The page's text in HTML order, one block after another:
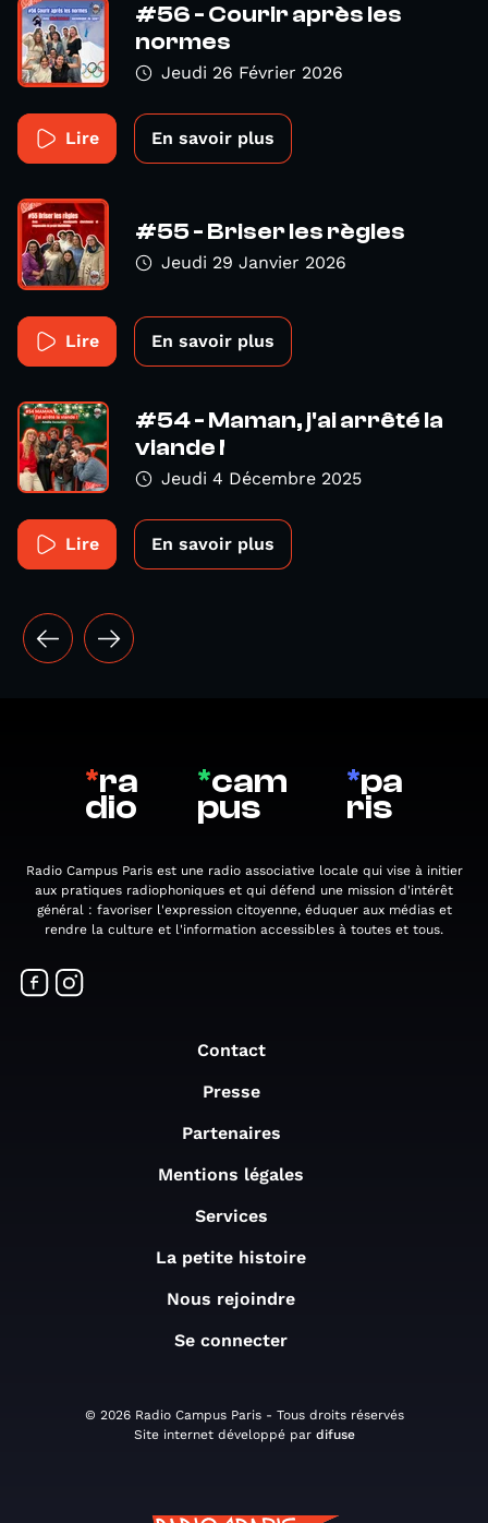
#56 - Courir après les
normes
Jeudi 26 Février 2026
Lire En savoir plus
#55 - Briser les règles
Jeudi 29 Janvier 2026
Lire En savoir plus
#54 - Maman, j'ai arrêté la
viande !
Jeudi 4 Décembre 2025
Lire En savoir plus
*ra
dio
*cam
pus
*pa
ris
Radio Campus Paris est une radio associative locale qui vise à initier
aux pratiques radiophoniques et qui défend une mission d'intérêt
général : favoriser l'expression citoyenne, éduquer aux médias et
rendre la culture et l'information accessibles à toutes et tous.
Contact
Presse
Partenaires
Mentions légales
Services
La petite histoire
Nous rejoindre
Se connecter
© 2026 Radio Campus Paris - Tous droits réservés
Site internet développé par difuse